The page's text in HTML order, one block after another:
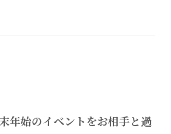
年始のイベントをお相手と過